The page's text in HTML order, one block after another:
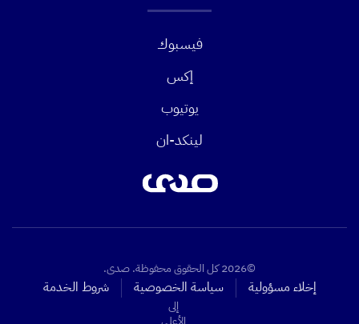
فيسبوك
إكس
يوتيوب
لينكد-ان
©2026 كل الحقوق محفوظة. صدى.
إخلاء مسؤولية سياسة الخصوصية شروط الخدمة
إلى